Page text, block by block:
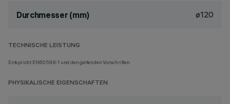
Durchmesser (mm) ø120
TECHNISCHE LEISTUNG
Entspricht EN60598-1 und den geltenden Vorschriften.
PHYSIKALISCHE EIGENSCHAFTEN